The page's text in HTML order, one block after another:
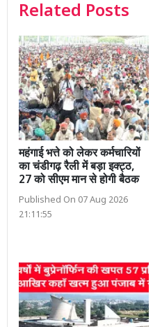
Related Posts
महंगाई भत्ते को लेकर कर्मचारियों
का चंडीगढ़ रैली में बड़ा इक्ट्ठ,
27 को सीएम मान से होगी बैठक
Published On 07 Aug 2026
21:11:55